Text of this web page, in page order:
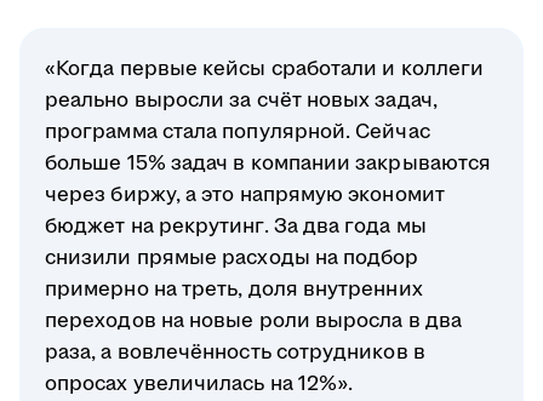
«Когда первые кейсы сработали и коллеги
реально выросли за счёт новых задач,
программа стала популярной. Сейчас
больше 15% задач в компании закрываются
через биржу, а это напрямую экономит
бюджет на рекрутинг. За два года мы
снизили прямые расходы на подбор
примерно на треть, доля внутренних
переходов на новые роли выросла в два
раза, а вовлечённость сотрудников в
опросах увеличилась на 12%».